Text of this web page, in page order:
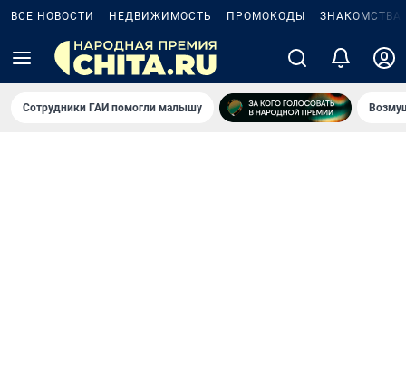
ВСЕ НОВОСТИ НЕДВИЖИМОСТЬ ПРОМОКОДЫ ЗНАКОМСТВА
Сотрудники ГАИ помогли малышу